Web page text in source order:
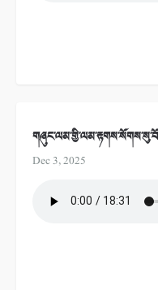
Dec 3, 2025